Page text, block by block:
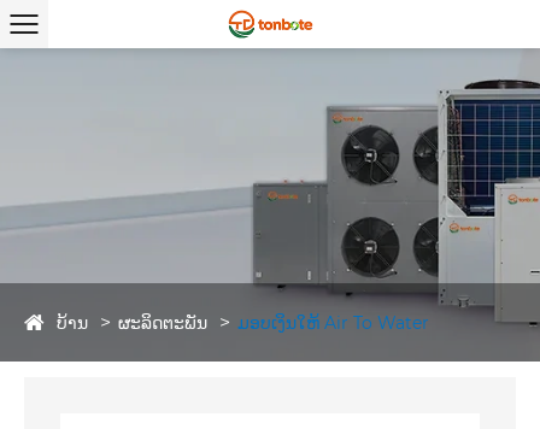
ບ້ານ ຜະລິດຕະພັນ ມອບເງິນໃຫ້ Air To Water